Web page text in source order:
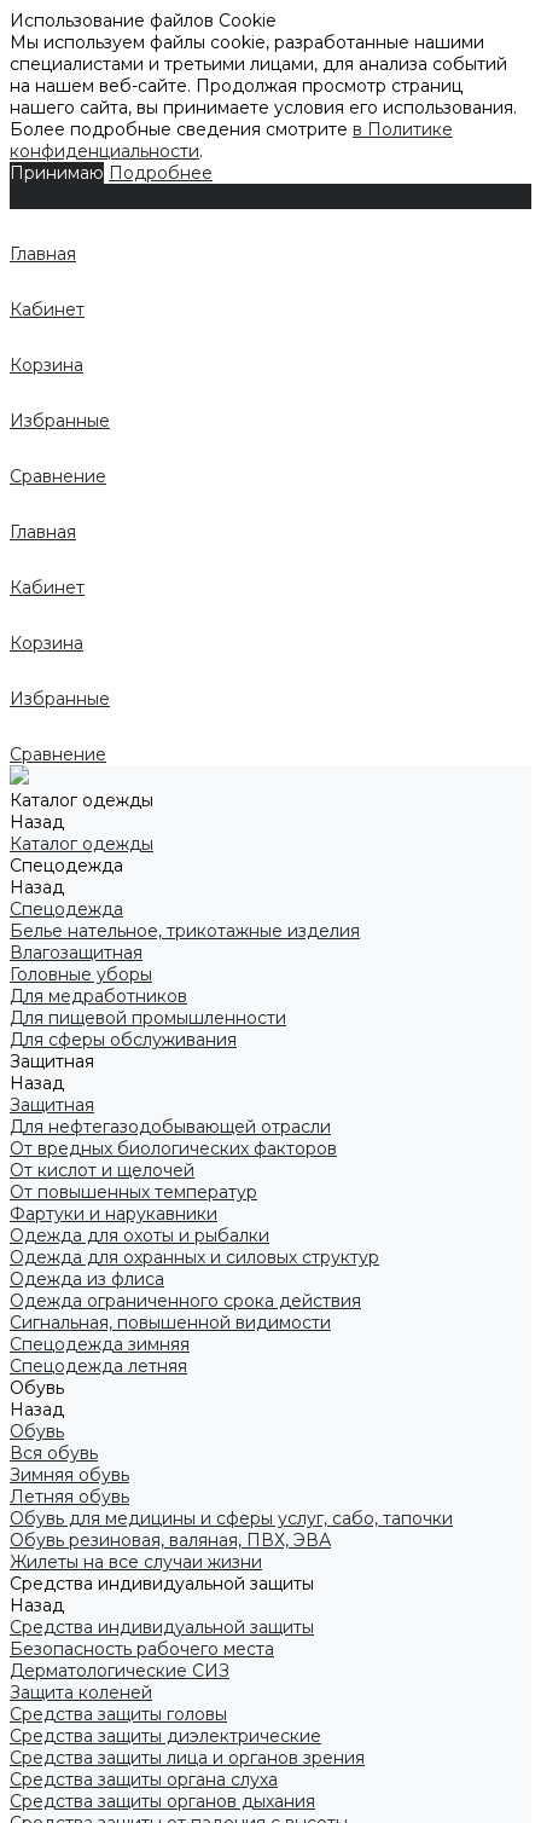
Использование файлов Cookie
Мы используем файлы cookie, разработанные нашими
специалистами и третьими лицами, для анализа событий
на нашем веб-сайте. Продолжая просмотр страниц
нашего сайта, вы принимаете условия его использования.
Более подробные сведения смотрите в Политике
конфиденциальности.
Принимаю Подробнее
Главная
Кабинет
Корзина
Избранные
Сравнение
Главная
Кабинет
Корзина
Избранные
Сравнение
Каталог одежды
Назад
Каталог одежды
Спецодежда
Назад
Спецодежда
Белье нательное, трикотажные изделия
Влагозащитная
Головные уборы
Для медработников
Для пищевой промышленности
Для сферы обслуживания
Защитная
Назад
Защитная
Для нефтегазодобывающей отрасли
От вредных биологических факторов
От кислот и щелочей
От повышенных температур
Фартуки и нарукавники
Одежда для охоты и рыбалки
Одежда для охранных и силовых структур
Одежда из флиса
Одежда ограниченного срока действия
Сигнальная, повышенной видимости
Спецодежда зимняя
Спецодежда летняя
Обувь
Назад
Обувь
Вся обувь
Зимняя обувь
Летняя обувь
Обувь для медицины и сферы услуг, сабо, тапочки
Обувь резиновая, валяная, ПВХ, ЭВА
Жилеты на все случаи жизни
Средства индивидуальной защиты
Назад
Средства индивидуальной защиты
Безопасность рабочего места
Дерматологические СИЗ
Защита коленей
Средства защиты головы
Средства защиты диэлектрические
Средства защиты лица и органов зрения
Средства защиты органа слуха
Средства защиты органов дыхания